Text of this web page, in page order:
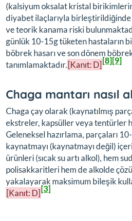
(kalsiyum oksalat kristal
diyabet ilaçlarıyla
ve teorik kanama riski
günlük 10-15g tüketen hastaların
böbrek hasarı ve son dönem
tanımlamaktadır.[Kanıt: D][8][9]
Chaga mantarı nasıl
Chaga çay olarak (kaynatılmış
ekstreler, kapsüller veya tentürler
Geleneksel hazırlama, parçaları
kaynatmayı (kaynatmayı değil)
ürünleri (sıcak su artı alkol), hem
polisakkaritleri hem de alkolde
yakalayarak maksimum bileşik
[Kanıt: D][3]